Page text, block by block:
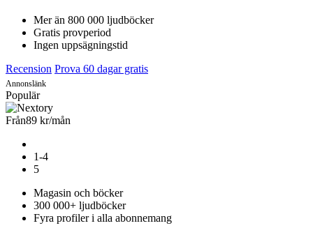
Mer än 800 000 ljudböcker
Gratis provperiod
Ingen uppsägningstid
Recension Prova 60 dagar gratis
Annonslänk
Populär
Från89 kr/mån
1-4
5
Magasin och böcker
300 000+ ljudböcker
Fyra profiler i alla abonnemang